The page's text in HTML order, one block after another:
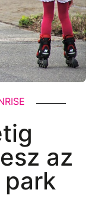
az